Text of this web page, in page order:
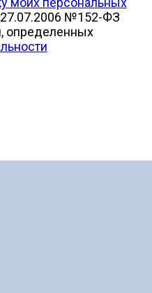
№152-ФЗ
определенных